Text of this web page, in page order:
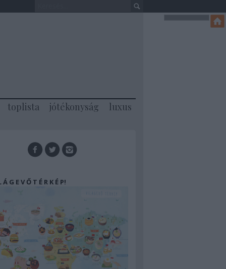
toplista jótékonyság luxus
Á G E V Ő T É R K É P!